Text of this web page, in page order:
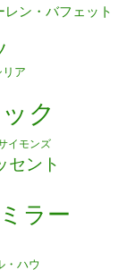
レン・バフェット
リア
ク
イモンズ
セント
ラー
・ハウ